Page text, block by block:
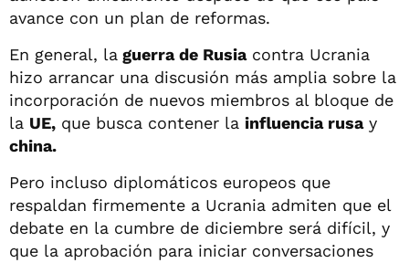
avance con un plan de reformas.
En general, la guerra de Rusiacontra Ucrania
hizo arrancar una discusión más amplia sobre la
incorporación de nuevos miembros al bloque de
la UE, que busca contener la influencia rusay
china.
Pero incluso diplomáticos europeos que
respaldan firmemente a Ucrania admiten que el
debate en la cumbre de diciembre será difícil, y
que la aprobación para iniciar conversaciones